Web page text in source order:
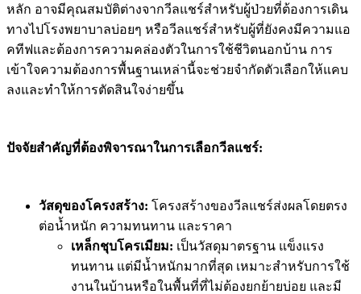
หลัก อาจมีคุณสมบัติต่างจากวีลแชร์สำหรับผู้ป่วยที่ต้องการเดิน
ทางไปโรงพยาบาลบ่อยๆ หรือวีลแชร์สำหรับผู้ที่ยังคงมีความแอ
คทีฟและต้องการความคล่องตัวในการใช้ชีวิตนอกบ้าน การ
เข้าใจความต้องการพื้นฐานเหล่านี้จะช่วยจำกัดตัวเลือกให้แคบ
ลงและทำให้การตัดสินใจง่ายขึ้น
ปัจจัยสำคัญที่ต้องพิจารณาในการเลือกวีลแชร์:
วัสดุของโครงสร้าง: โครงสร้างของวีลแชร์ส่งผลโดยตรง
ต่อน้ำหนัก ความทนทาน และราคา
เหล็กชุบโครเมียม: เป็นวัสดุมาตรฐาน แข็งแรง
ทนทาน แต่มีน้ำหนักมากที่สุด เหมาะสำหรับการใช้
งานในบ้านหรือในพื้นที่ที่ไม่ต้องยกย้ายบ่อย และมี